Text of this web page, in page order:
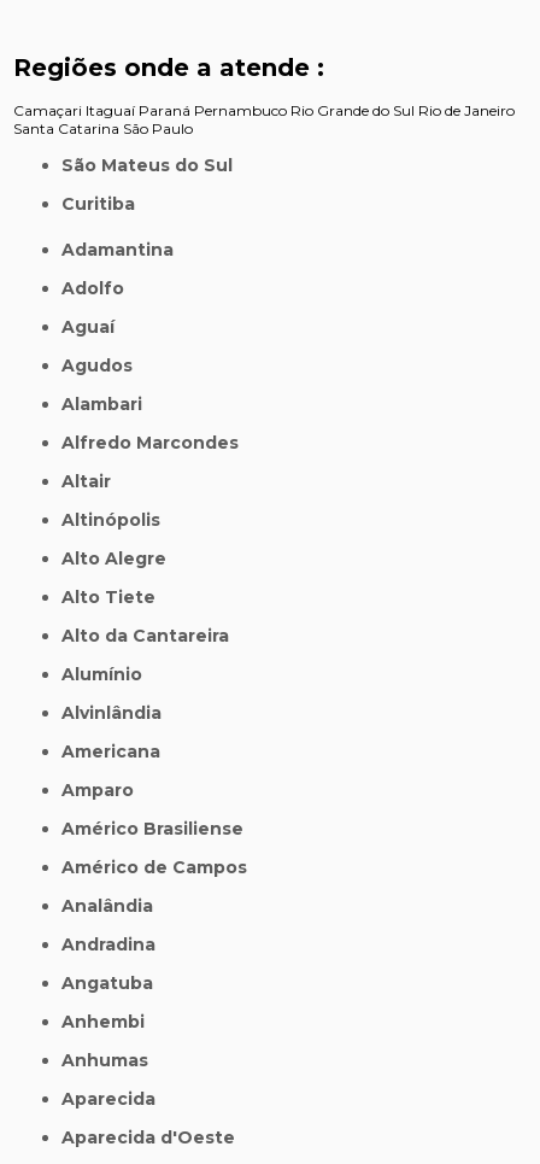
Regiões onde a atende :
Camaçari Itaguaí Paraná Pernambuco Rio Grande do Sul Rio de Janeiro
Santa Catarina São Paulo
São Mateus do Sul
Curitiba
Adamantina
Adolfo
Aguaí
Agudos
Alambari
Alfredo Marcondes
Altair
Altinópolis
Alto Alegre
Alto Tiete
Alto da Cantareira
Alumínio
Alvinlândia
Americana
Amparo
Américo Brasiliense
Américo de Campos
Analândia
Andradina
Angatuba
Anhembi
Anhumas
Aparecida
Aparecida d'Oeste